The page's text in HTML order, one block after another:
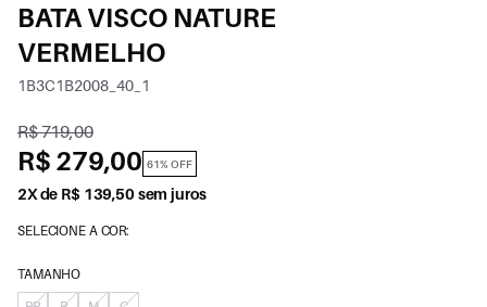
BATA VISCO NATURE
VERMELHO
1B3C1B2008_40_1
R$ 719,00
R$ 279,00 61% OFF
2X de R$ 139,50 sem juros
SELECIONE A COR:
TAMANHO